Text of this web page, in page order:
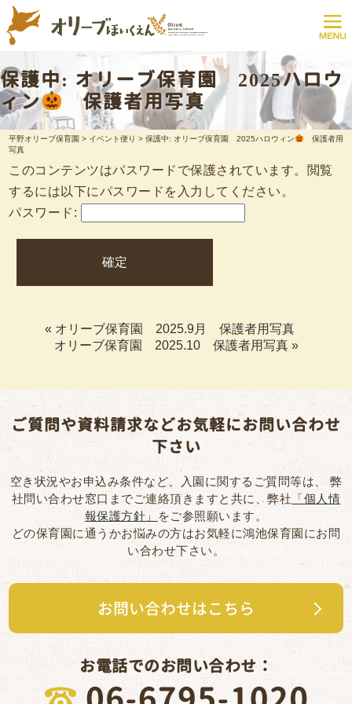
保護中: オリーブ保育園 2025ハロウ
ィン
保護者用写真
平野オリーブ保育園 > イベント便り >保護中: オリーブ保育園 2025ハロウィン
保護者用
写真
このコンテンツはパスワードで保護されています。閲覧
するには以下にパスワードを入力してください。
パスワード:
« オリーブ保育園 2025.9月 保護者用写真
オリーブ保育園 2025.10 保護者用写真»
ご質問や資料請求などお気軽にお問い合わせ
下さい
空き状況やお申込み条件など、入園に関するご質問等は、
弊
社問い合わせ窓口までご連絡頂きますと共に、弊社 「個人情
報保護方針」
をご参照願います。
どの保育園に通うかお悩みの方はお気軽に鴻池保育園にお問
い合わせ下さい。
お問い合わせはこちら
お電話でのお問い合わせ：